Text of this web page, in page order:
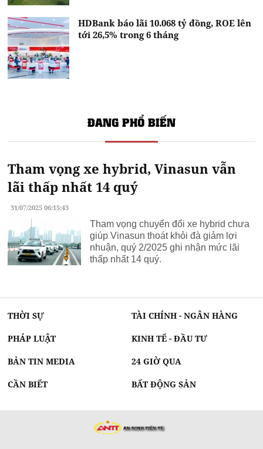
HDBank báo lãi 10.068 tỷ đồng, ROE lên
tới 26,5% trong 6 tháng
ĐANG PHỔ BIẾN
Tham vọng xe hybrid, Vinasun vẫn
lãi thấp nhất 14 quý
31/07/2025 06:15:43
Tham vọng chuyển đổi xe hybrid chưa
giúp Vinasun thoát khỏi đà giảm lợi
nhuận, quý 2/2025 ghi nhận mức lãi
thấp nhất 14 quý.
THỜI SỰ TÀI CHÍNH - NGÂN HÀNG
PHÁP LUẬT KINH TẾ - ĐẦU TƯ
BẢN TIN MEDIA 24 GIỜ QUA
CẦN BIẾT BẤT ĐỘNG SẢN